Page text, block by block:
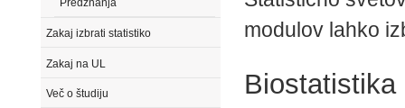
modulov lahko
Biostatistika
Predznanja
Zakaj izbrati statistiko
Zakaj na UL
Več o študiju